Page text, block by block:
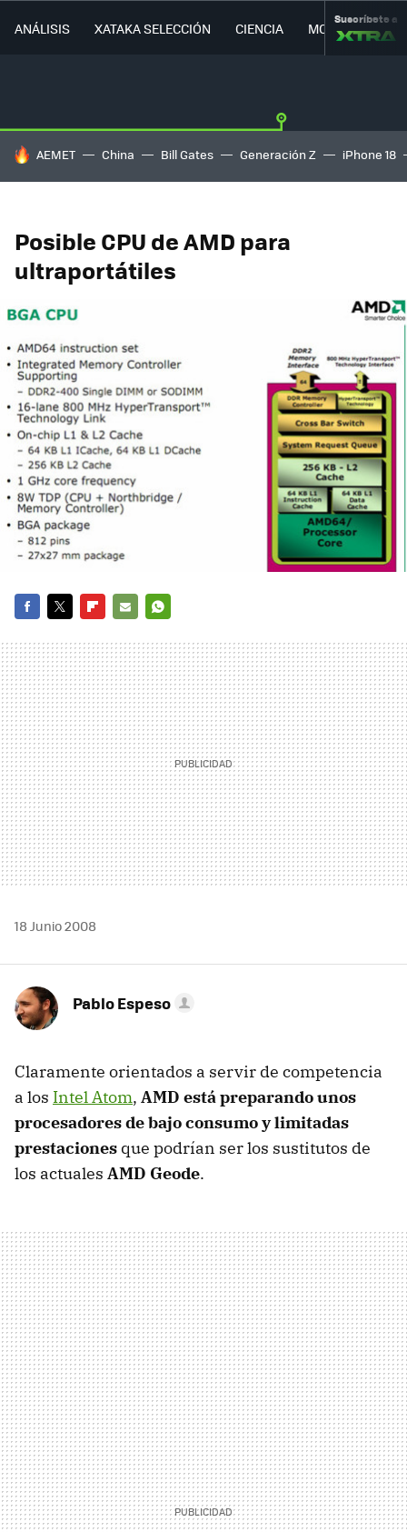
ANÁLISIS XATAKA SELECCIÓN CIENCIA MOVILIDAD
Suscríbete a
HOY SE HABLA DE
AEMET China Bill Gates Generación Z iPhone 18
Posible CPU de AMD para
ultraportátiles
MAIL
18 Junio 2008
Pablo Espeso
Claramente orientados a servir de competencia
a los Intel Atom, AMD está preparando unos
procesadores de bajo consumo y limitadas
prestaciones que podrían ser los sustitutos de
los actuales AMD Geode.